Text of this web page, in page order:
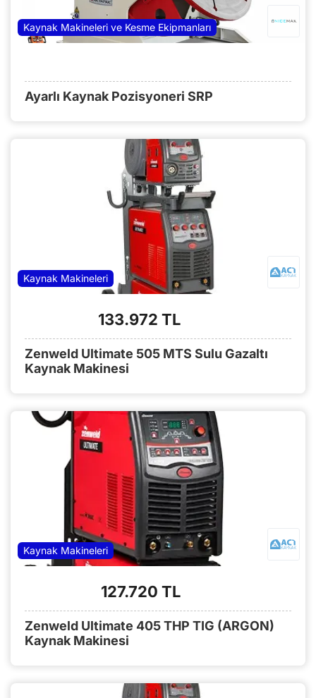
Kaynak Makineleri ve Kesme Ekipmanları
Ayarlı Kaynak Pozisyoneri SRP
Kaynak Makineleri
133.972 TL
Zenweld Ultimate 505 MTS Sulu Gazaltı
Kaynak Makinesi
Kaynak Makineleri
127.720 TL
Zenweld Ultimate 405 THP TIG (ARGON)
Kaynak Makinesi